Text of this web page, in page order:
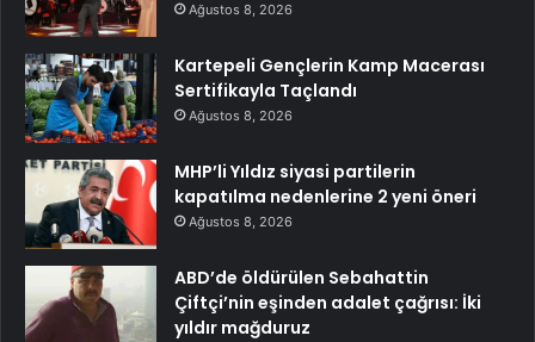
Ağustos 8, 2026
Kartepeli Gençlerin Kamp Macerası
Sertifikayla Taçlandı
Ağustos 8, 2026
MHP’li Yıldız siyasi partilerin
kapatılma nedenlerine 2 yeni öneri
Ağustos 8, 2026
ABD’de öldürülen Sebahattin
Çiftçi’nin eşinden adalet çağrısı: İki
yıldır mağduruz